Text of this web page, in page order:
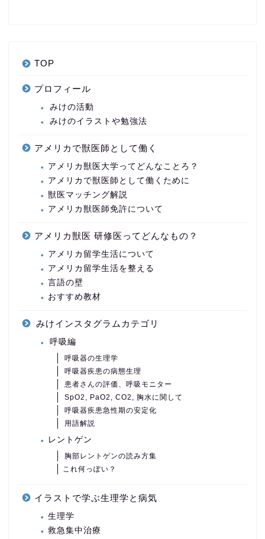
TOP
プロフィール
みけの活動
みけのイラストや勉強法
アメリカで獣医師として働く
アメリカ獣医大学ってどんなことろ？
アメリカで獣医師として働くために
獣医マッチング解説
アメリカ獣医師免許について
アメリカ獣医 研修医ってどんなもの？
アメリカ留学生活について
アメリカ留学生活を整える
言語の壁
おすすめ教材
みけインスタグラムカテゴリ
呼吸編
呼吸器の生理学
呼吸器疾患の病態生理
患者さんの評価、呼吸モニター
SpO2, PaO2, CO2, 胸水に関して
呼吸器疾患急性期の安定化
用語解説
レントゲン
胸部レントゲンの読み方集
これ何っぽい？
イラストで学ぶ生理学と病気
生理学
救急集中治療